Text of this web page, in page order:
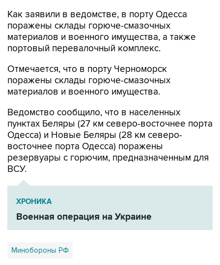
Как заявили в ведомстве, в порту Одесса
поражены склады горюче-смазочных
материалов и военного имущества, а также
портовый перевалочный комплекс.
Отмечается, что в порту Черноморск
поражены склады горюче-смазочных
материалов и военного имущества.
Ведомство сообщило, что в населенных
пунктах Беляры (27 км северо-восточнее порта
Одесса) и Новые Беляры (28 км северо-
восточнее порта Одесса) поражены
резервуары с горючим, предназначенным для
ВСУ.
ХРОНИКА
Военная операция на Украине
Минобороны РФ